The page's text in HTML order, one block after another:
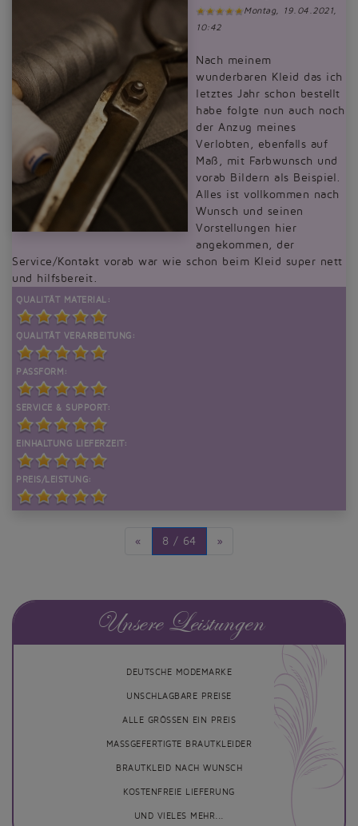
Montag, 19.04.2021,
10:42
Nach meinem
wunderbaren Kleid das ich
letztes Jahr schon bestellt
habe folgte nun auch noch
der Anzug meines
Verlobten, ebenfalls auf
Maß, mit Farbwunsch und
vorab Bildern als Beispiel.
Alles ist vollkommen nach
Wunsch und seinen
Vorstellungen hier
angekommen, der
Service/Kontakt vorab war wie schon beim Kleid super nett
und hilfsbereit.
QUALITÄT MATERIAL:
QUALITÄT VERARBEITUNG:
PASSFORM:
SERVICE & SUPPORT:
EINHALTUNG LIEFERZEIT:
PREIS/LEISTUNG:
« 8 / 64 »
Unsere Leistungen
DEUTSCHE MODEMARKE
UNSCHLAGBARE PREISE
ALLE GRÖSSEN EIN PREIS
MASSGEFERTIGTE BRAUTKLEIDER
BRAUTKLEID NACH WUNSCH
KOSTENFREIE LIEFERUNG
UND VIELES MEHR...